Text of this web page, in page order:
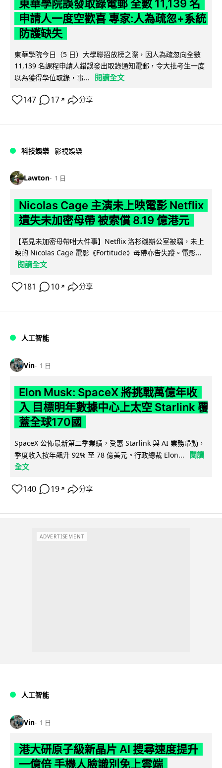
東華學院誤發取錄電郵 全數 11,139 名
申請人一度空歡喜 專家:人為疏忽+系統
防護缺失
東華學院今日（5 日）大學聯招放榜之際，因人為疏忽向全數
11,139 名課程申請人錯誤發出取錄通知電郵，令大批考生一度
以為獲得學位取錄，事...
閱讀全文
147 17 ↗ 分享
科技娛樂 影視娛樂
Lawton 1 日
Nicolas Cage 主演未上映電影 Netflix
遺失未加密母帶 被索償 8.19 億港元
【唔見未加密母帶咁大件事】Netflix 洛杉磯辦公室被竊，未上
映的 Nicolas Cage 電影《Fortitude》母帶亦告失蹤。電影...
閱讀全文
181 10 ↗ 分享
人工智能
Vin 1 日
Elon Musk: SpaceX 將挑戰萬億年收
入 目標明年數據中心上太空 Starlink 覆
蓋全球170國
SpaceX 公佈最新第二季業績，受惠 Starlink 與 AI 業務帶動，
季度收入按年飆升 92% 至 78 億美元。行政總裁 Elon...
閱讀
全文
140 19 ↗ 分享
ADVERTISEMENT
人工智能
Vin 1 日
港大研原子級新晶片 AI 搜尋速度提升
一億倍 手機人臉識別免上雲端